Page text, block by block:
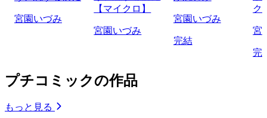
宮園いづみ
【マイクロ】
宮園いづみ
宮園いづみ
完結
ク
宮
完
プチコミックの作品
もっと見る